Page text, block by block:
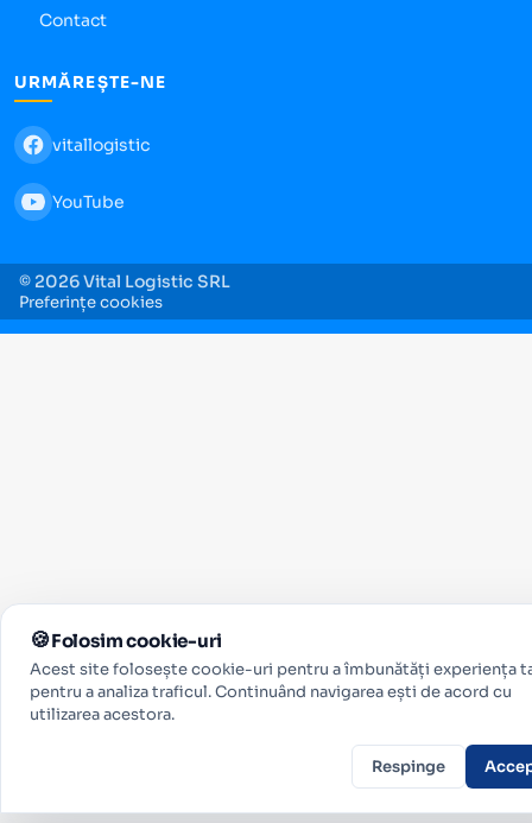
Contact
URMĂREȘTE-NE
vitallogistic
YouTube
© 2026 Vital Logistic SRL
Preferințe cookies
Folosim cookie-uri
Acest site folosește cookie-uri pentru a îmbunătăți experiența
pentru a analiza traficul. Continuând navigarea ești de acord cu
utilizarea acestora.
Respinge